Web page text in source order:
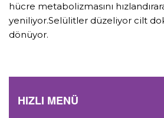
hücre metabolizmasını
yeniliyor.Selülitler düzeliyor cilt
dönüyor.
HIZLI MENÜ